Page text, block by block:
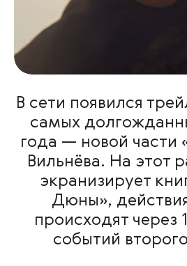
В сети появился
самых
года — новой
Вильнёва. На этот
экранизирует
Дюны»,
происходят через
событий